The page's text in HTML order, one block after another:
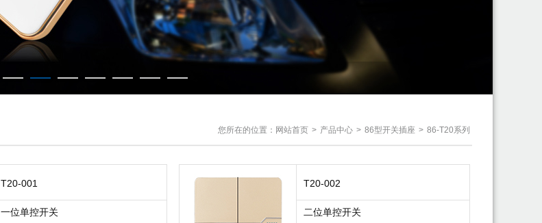
您所在的位置： 网站首页 > 产品中心 > 86型开关插座 > 86-T20系列
T20-001
一位单控开关
T20-002
二位单控开关